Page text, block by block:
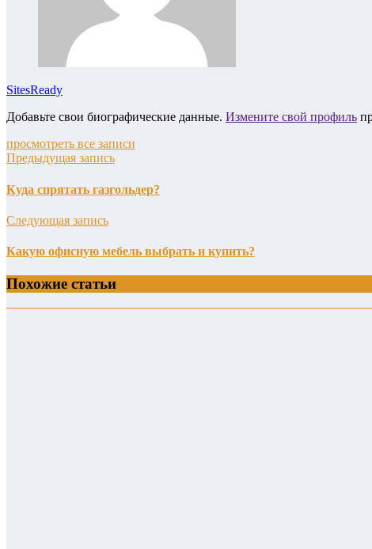
SitesReady
Добавьте свои биографические данные. Измените свой профиль
просмотреть все записи
Предыдущая запись
Куда спрятать газгольдер?
Следующая запись
Какую офисную мебель выбрать и купить?
Похожие статьи